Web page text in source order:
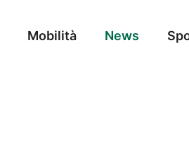
Mobilità News